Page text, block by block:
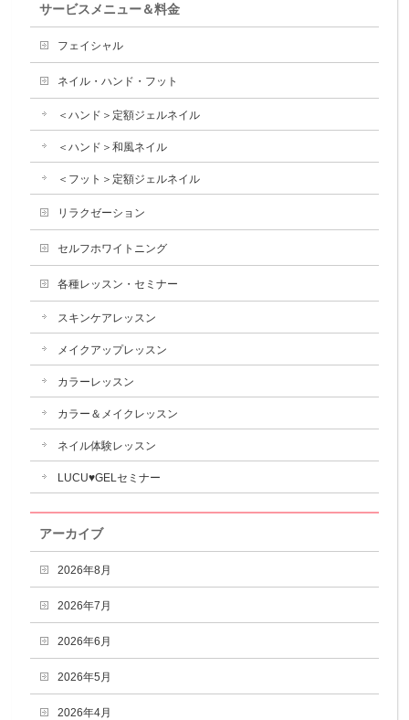
サービスメニュー＆料金
フェイシャル
ネイル・ハンド・フット
＜ハンド＞定額ジェルネイル
＜ハンド＞和風ネイル
＜フット＞定額ジェルネイル
リラクゼーション
セルフホワイトニング
各種レッスン・セミナー
スキンケアレッスン
メイクアップレッスン
カラーレッスン
カラー＆メイクレッスン
ネイル体験レッスン
LUCU♥GELセミナー
アーカイブ
2026年8月
2026年7月
2026年6月
2026年5月
2026年4月